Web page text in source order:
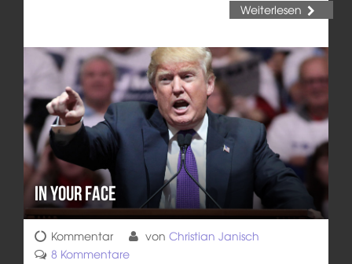
Weiterlesen
In Your Face
Kommentar von Christian Janisch
8 Kommentare